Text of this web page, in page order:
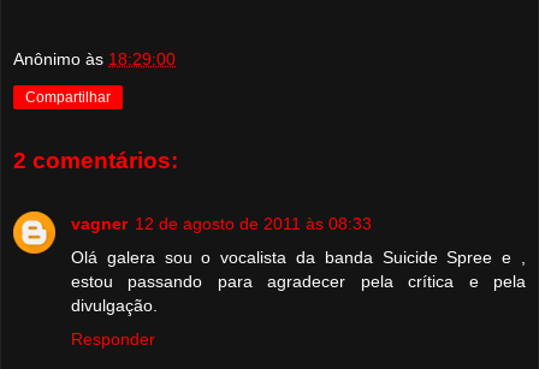
Anônimo às 18:29:00
Compartilhar
2 comentários:
vagner 12 de agosto de 2011 às 08:33
Olá galera sou o vocalista da banda Suicide Spree e ,
estou passando para agradecer pela crítica e pela
divulgação.
Responder